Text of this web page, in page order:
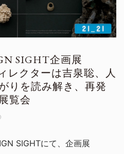
SIGHT企画展
レクターは吉泉聡、人
りを読み解き、再発
覧会
SIGHTにて、企画展